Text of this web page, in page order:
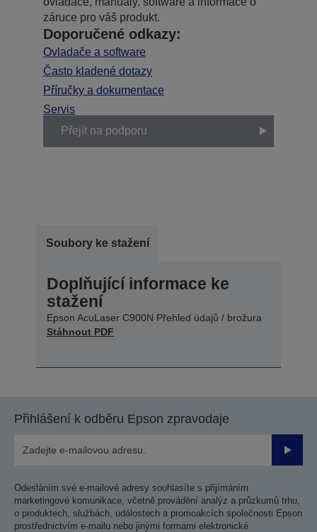
záruce pro váš produkt.
Doporučené odkazy:
Ovladače a software
Často kladené dotazy
Příručky a dokumentace
Servis
Přejít na podporu
Soubory ke stažení
Doplňující informace ke
stažení
Epson AcuLaser C900N Přehled údajů / brožura
Stáhnout PDF
Přihlášení k odběru Epson zpravodaje
Odesláním své e-mailové adresy souhlasíte s přijímáním
marketingové komunikace, včetně provádění analýz a průzkumů trhu,
o produktech, službách, událostech a promoakcích společnosti Epson
prostřednictvím e-mailu nebo jinými formami elektronické